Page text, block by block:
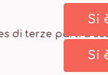
di terze parti a